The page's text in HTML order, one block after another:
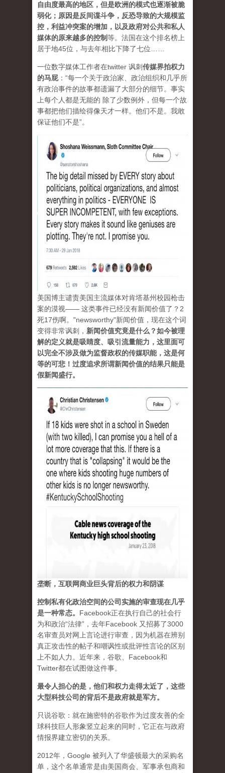
自由度最高的地区，但是欧洲的模式也逐渐被脆
弱化；原因是反间谍斗争，反恐导致的大规模监
控，利益冲突案的增加，以及政府对公共和私人
媒体的原来越多的控制等。法国在这个排名榜上
居于地45位，与去年相比下降了七位……
一位数字媒体工作者在twitter 讽刺传媒界拍权力
的马屁：“每一个关于政治家、政治组织和几乎所
有政治事件的故事都遗漏了大部分的细节。事实
上每个人都是无能的 除了少数例外，但每一个故
事都把他们描绘得像天才一样。他们不是。我敢
保证他们不是”。
美国博主谴责美国主流媒体对肯塔基州校园枪击
案的漠视—— 这类事件已经没有新闻价值了？2
死17伤啊。"newsworthy"新闻价值，现在这个词
变得非常讽刺， 新闻价值究竟是什么？如今被理
解的定义就是吸睛度、吸引流量能力，这里面可
以完全不涉及做为监督政权的传媒职能，这是何
等的可悲！过度追求所谓新闻价值的结果只能是
假新闻盛行。
垄断，互联网商业巨头背后的权力和阴谋
控制私有化政治空间的公司实施的审查现在几乎
是一种常态。 Facebook正在执行自己的社会行
为和政治“法律”，去年Facebook 又招募了3000
名审查员对网上言论进行审查，因为机器在辨别
真正攻击性的帖子和嘲讽性或批评性言论的区别
上不如人力。近年来，谷歌、Facebook和
Twitter都在试图做这件事。
最令人担心的是，他们和权力走得太近了，这些
大型科技公司的背后不是政府就是军方。
只说谷歌：就在施密特的谷歌作为过度友善的全
球科技巨人形象竖立起来的同时，它正在与政府
情报界建立密切的关系。
2012年，Google 被列入了华盛顿最大的采购名
单，这个名单通常是由美国商会、军事承包商和